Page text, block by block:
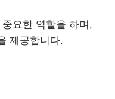
요한 역할을 하며,
제공합니다.